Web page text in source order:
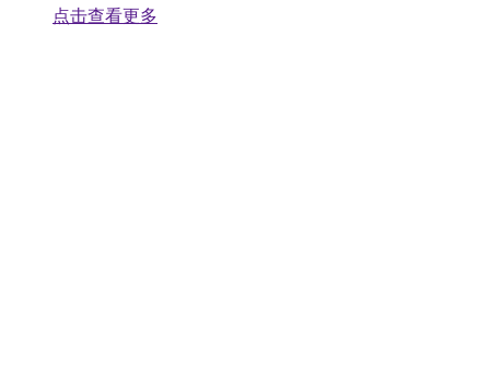
点击查看更多